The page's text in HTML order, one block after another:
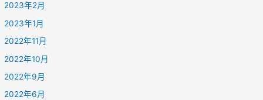
2023年2月
2023年1月
2022年11月
2022年10月
2022年9月
2022年6月